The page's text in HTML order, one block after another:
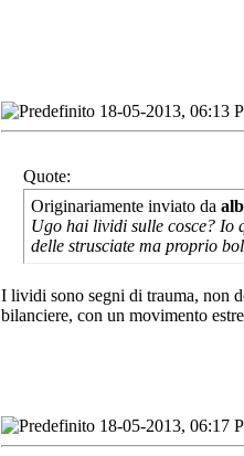
18-05-2013, 06:13
Quote:
Originariamente inviato da
Ugo hai lividi sulle cosce? Io
delle strusciate ma proprio
I lividi sono segni di trauma, non
bilanciere, con un movimento
18-05-2013, 06:17